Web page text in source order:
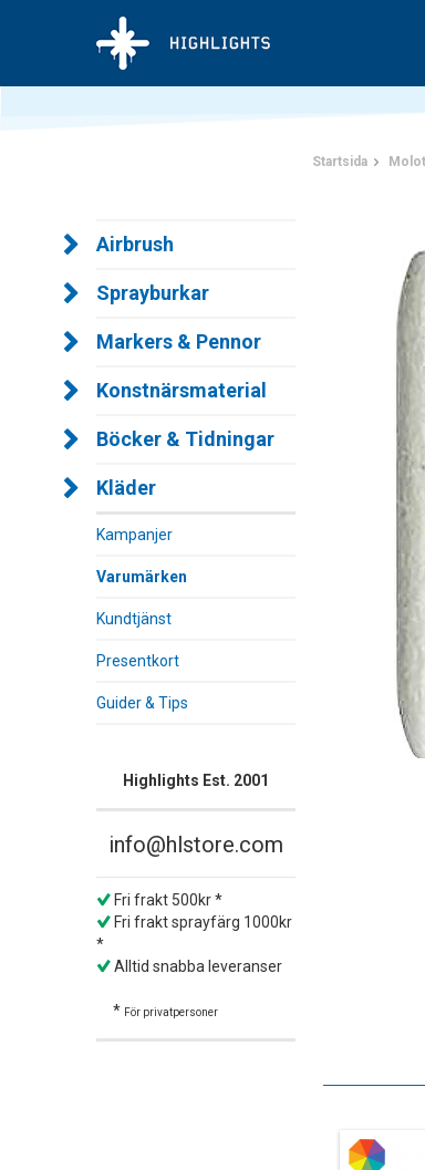
Airbrush
Sprayburkar
Markers & Pennor
Konstnärsmaterial
Böcker & Tidningar
Kläder
Kampanjer
Varumärken
Kundtjänst
Presentkort
Guider & Tips
Highlights Est. 2001
info@hlstore.com
Fri frakt 500kr *
Fri frakt sprayfärg 1000kr
*
Alltid snabba leveranser
* För privatpersoner
Startsida